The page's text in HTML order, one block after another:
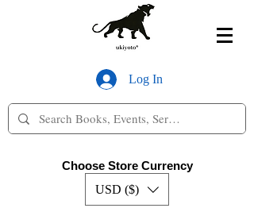
Log In
Choose Store Currency
USD ($)